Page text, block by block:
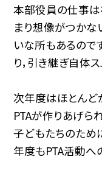
本部役員の仕事
まり想像がつかな
いな所もあるので
り，引き継ぎ自体
次年度はほとんど
PTAが作りあげら
子どもたちのため
年度もPTA活動へ